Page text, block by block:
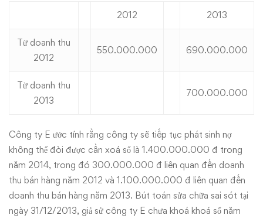
2012 2013
Từ doanh thu
2012
550.000.000 690.000.000
Từ doanh thu
2013
700.000.000
Công ty E ước tính rằng công ty sẽ tiếp tục phát sinh nợ
không thể đòi được cần xoá sổ là 1.400.000.000 đ trong
năm 2014, trong đó 300.000.000 đ liên quan đến doanh
thu bán hàng năm 2012 và 1.100.000.000 đ liên quan đến
doanh thu bán hàng năm 2013. Bút toán sửa chữa sai sót tại
ngày 31/12/2013, giả sử công ty E chưa khoá khoá sổ năm